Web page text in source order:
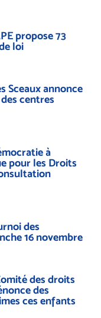
propose 73
loi
Sceaux annonce
centres
à
pour les Droits
des
16 novembre
des droits
des
ces enfants